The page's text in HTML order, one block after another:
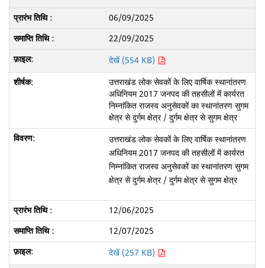
06/09/2025
22/09/2025
देखें (554 KB)
उत्तराखंड लोक सेवकों के लिए वार्षिक स्थानांतरण
अधिनियम 2017 जनपद की तहसीलों में कार्यरत
निम्नांकित राजस्व अनुसेवकों का स्थानांतरण सुगम
क्षेत्र से दुर्गम क्षेत्र / दुर्गम क्षेत्र से सुगम क्षेत्र
उत्तराखंड लोक सेवकों के लिए वार्षिक स्थानांतरण
अधिनियम 2017 जनपद की तहसीलों में कार्यरत
निम्नांकित राजस्व अनुसेवकों का स्थानांतरण सुगम
क्षेत्र से दुर्गम क्षेत्र / दुर्गम क्षेत्र से सुगम क्षेत्र
12/06/2025
12/07/2025
देखें (257 KB)